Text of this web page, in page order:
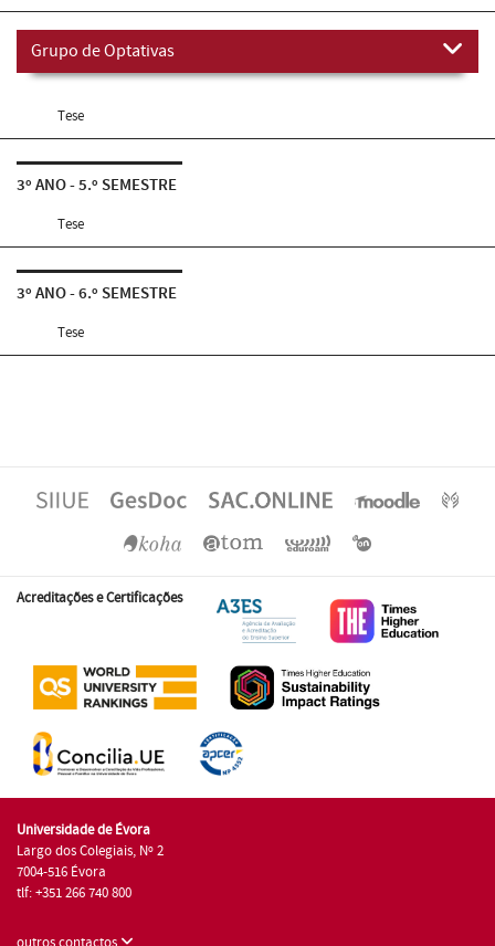
Grupo de Optativas
Tese
3º ANO - 5.º SEMESTRE
Tese
3º ANO - 6.º SEMESTRE
Tese
Acreditações e Certificações
Universidade de Évora
Largo dos Colegiais, Nº 2
7004-516 Évora
tlf: +351 266 740 800